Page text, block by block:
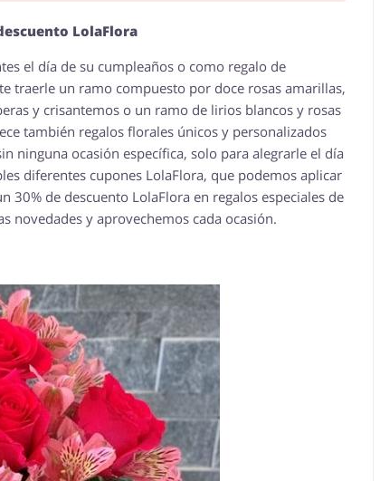
LolaFlora
el día de su cumpleaños o como regalo de
traerle un ramo compuesto por doce rosas amarillas,
y crisantemos o un ramo de lirios blancos y rosas
también regalos florales únicos y personalizados
ninguna ocasión específica, solo para alegrarle el día
diferentes cupones LolaFlora, que podemos aplicar
de descuento LolaFlora en regalos especiales de
novedades y aprovechemos cada ocasión.